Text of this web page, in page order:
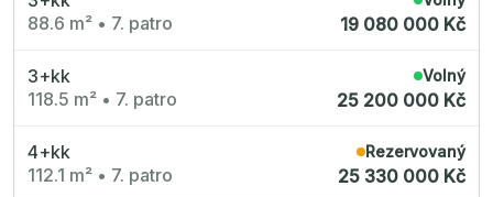
88.6 m² • 7. patro 19 080 000 Kč
3+kk
118.5 m² • 7. patro
Volný
25 200 000 Kč
4+kk
112.1 m² • 7. patro
Rezervovaný
25 330 000 Kč